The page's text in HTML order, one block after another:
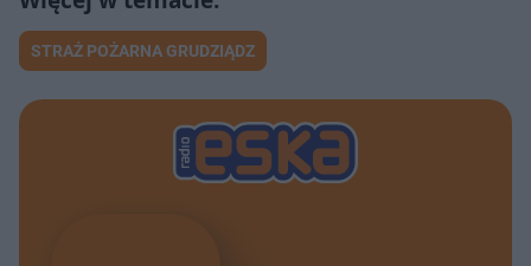
STRAŻ POŻARNA GRUDZIĄDZ